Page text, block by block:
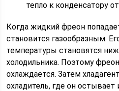
тепло к конденсатору
Когда жидкий фреон
становится газообразным.
температуры становятся
холодильника. Поэтому
охлаждается. Затем
охладитель, где он остывает